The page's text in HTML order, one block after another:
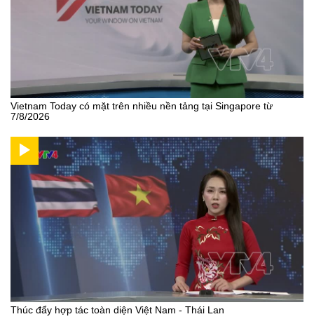
Vietnam Today có mặt trên nhiều nền tảng tại Singapore từ
7/8/2026
Thúc đẩy hợp tác toàn diện Việt Nam - Thái Lan